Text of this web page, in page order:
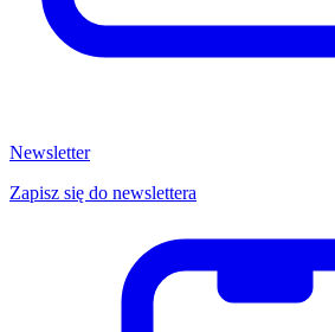
Newsletter
Zapisz się do newslettera